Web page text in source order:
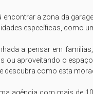
encontrar a zona da
específicas, como
a pensar em
ou aproveitando o
descubra como esta